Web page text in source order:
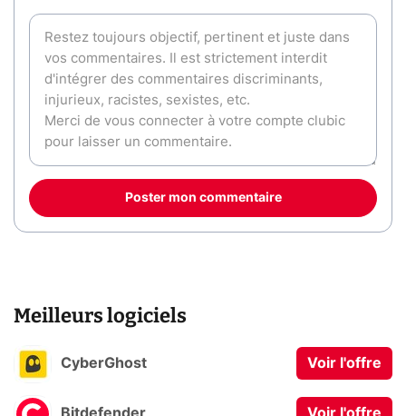
Poster mon commentaire
Meilleurs logiciels
CyberGhost Voir l'offre